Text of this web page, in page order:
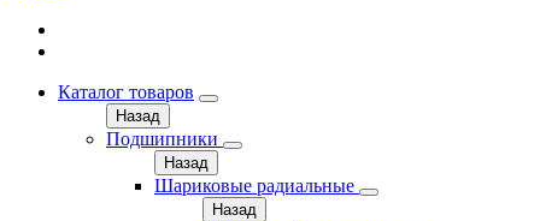
Каталог товаров
Назад
Подшипники
Назад
Шариковые радиальные
Назад